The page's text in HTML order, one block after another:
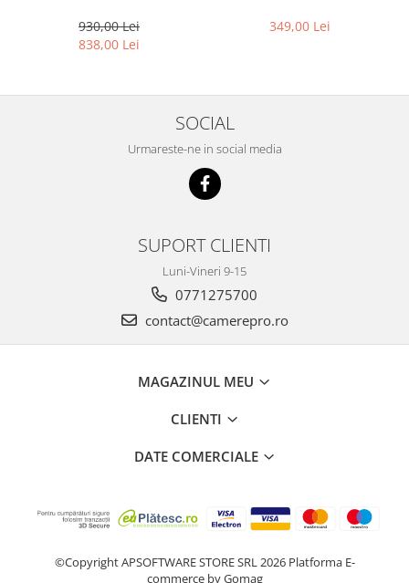
Albă 50m Microfon –
HIKVISION DS-2CD1T67G2H-
930,00 Lei
838,00 Lei
DS-2CD1041G0-I-2.8mm
349,00 Lei
SOCIAL
Urmareste-ne in social media
SUPORT CLIENTI
Luni-Vineri 9-15
0771275700
contact@camerepro.ro
MAGAZINUL MEU
CLIENTI
DATE COMERCIALE
©Copyright APSOFTWARE STORE SRL 2026 Platforma E-
commerce by Gomag